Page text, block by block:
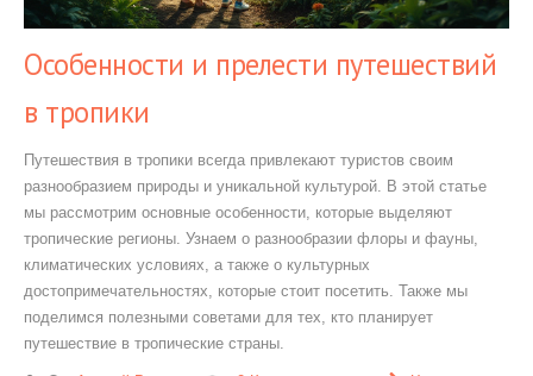
Особенности и прелести путешествий
в тропики
Путешествия в тропики всегда привлекают туристов своим
разнообразием природы и уникальной культурой. В этой статье
мы рассмотрим основные особенности, которые выделяют
тропические регионы. Узнаем о разнообразии флоры и фауны,
климатических условиях, а также о культурных
достопримечательностях, которые стоит посетить. Также мы
поделимся полезными советами для тех, кто планирует
путешествие в тропические страны.